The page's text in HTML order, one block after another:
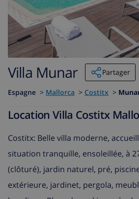
Villa Munar Partager
Espagne > Mallorca > Costitx >
Location Villa Costitx
Costitx: Belle villa moderne,
situation tranquille, ensoleillée, à
(clôturé), jardin naturel, pré,
extérieure, jardinet, pergola,